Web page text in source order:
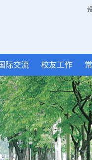
际交流 校友工作